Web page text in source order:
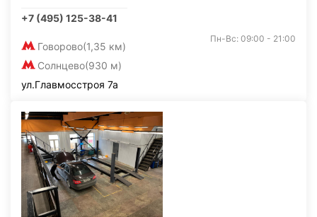
+7 (495) 125-38-41
Говорово(1,35 км)
Солнцево(930 м)
Пн-Вс: 09:00 - 21:00
ул.Главмосстроя 7а